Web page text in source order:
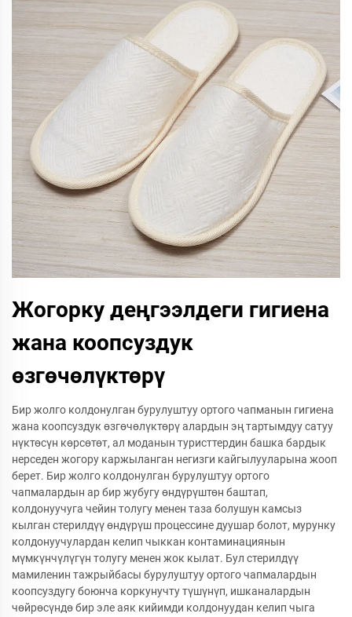
Жогорку деңгээлдеги гигиена
жана коопсуздук
өзгөчөлүктөрү
Бир жолго колдонулган бурулуштуу ортого чапманын гигиена
жана коопсуздук өзгөчөлүктөрү алардын эң тартымдуу сатуу
нүктөсүн көрсөтөт, ал моданын туристтердин башка бардык
нерседен жогору каржыланган негизги кайгылууларына жооп
берет. Бир жолго колдонулган бурулуштуу ортого
чапмалардын ар бир жубугу өндүрүштөн баштап,
колдонуучуга чейин толугу менен таза болушун камсыз
кылган стерилдүү өндүрүш процессине дуушар болот, мурунку
колдонуучулардан келип чыккан контаминациянын
мүмкүнчүлүгүн толугу менен жок кылат. Бул стерилдүү
мамиленин тажрыйбасы бурулуштуу ортого чапмалардын
коопсуздугу боюнча коркунучту түшүнүп, ишканалардын
чөйрөсүндө бир эле аяк кийимди колдонуудан келип чыга